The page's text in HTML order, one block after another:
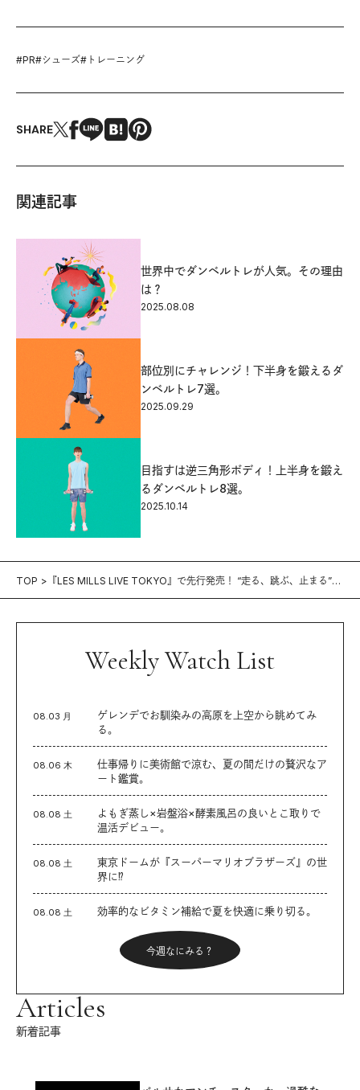
#PR#シューズ# トレーニング
SHARE
関連記事
世界中でダンベルトレが人気。その理由
は？
2025.08.08
部位別にチャレンジ！下半身を鍛えるダ
ンベルトレ7選。
2025.09.29
目指すは逆三角形ボディ！上半身を鍛え
るダンベルトレ8選。
2025.10.14
TOP
『LES MILLS LIVE TOKYO』で先行発売！ “走る、跳ぶ、止まる”を
Weekly Watch List
08.03 月
ゲレンデでお馴染みの高原を上空から眺めてみ
る。
08.06 木
仕事帰りに美術館で涼む、夏の間だけの贅沢なア
ート鑑賞。
08.08 土
よもぎ蒸し×岩盤浴×酵素風呂の良いとこ取りで
温活デビュー。
08.08 土
東京ドームが『スーパーマリオブラザーズ』の世
界に⁉︎
08.08 土 効率的なビタミン補給で夏を快適に乗り切る。
今週なにみる？
Articles
新着記事